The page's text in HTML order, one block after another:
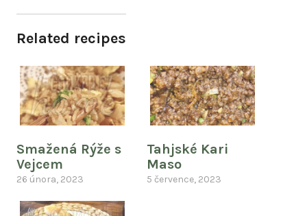
Related recipes
Smažená Rýže s
Vejcem
26 února, 2023
Tahjské Kari
Maso
5 července, 2023